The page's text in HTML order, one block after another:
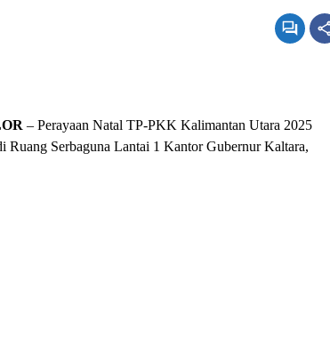
– Perayaan Natal TP-PKK Kalimantan Utara 2025
Ruang Serbaguna Lantai 1 Kantor Gubernur Kaltara,